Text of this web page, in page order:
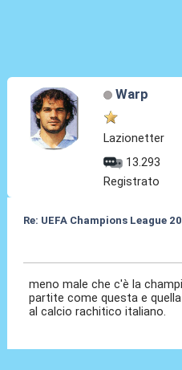
Warp
Lazionetter
13.293
Registrato
Re: UEFA Champions League
meno male che c'è la
partite come questa e
al calcio rachitico italiano.